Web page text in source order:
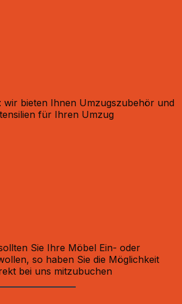
wir bieten Ihnen Umzugszubehör und
für Ihren Umzug
Sie Ihre Möbel Ein- oder
so haben Sie die Möglichkeit
bei uns mitzubuchen